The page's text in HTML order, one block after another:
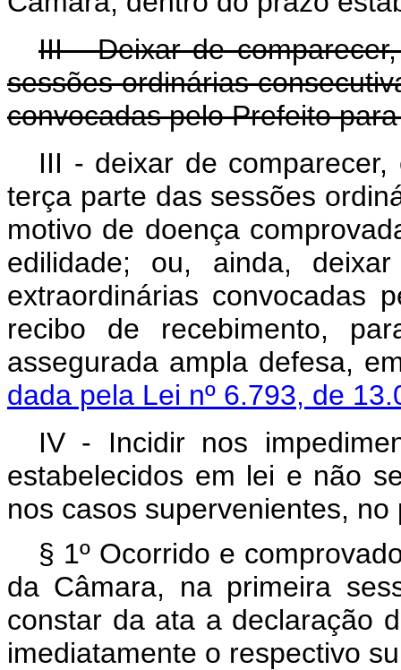
III - Deixar de
sessões ordinárias
convocadas pelo Prefeito
III - deixar de
terça parte das sessões
motivo de doença
edilidade; ou, ainda,
extraordinárias convocadas
recibo de recebimento,
assegurada ampla
dada pela Lei nº 6.793, de
IV - Incidir nos
estabelecidos em lei e não
nos casos supervenientes,
§ 1º Ocorrido e
da Câmara, na primeira
constar da ata a declaração
imediatamente o respectivo